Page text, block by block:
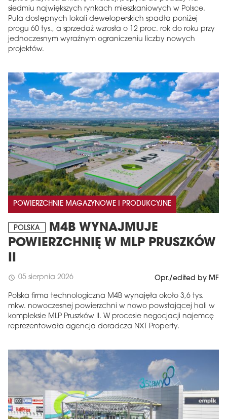
siedmiu największych rynkach mieszkaniowych w Polsce.
Pula dostępnych lokali deweloperskich spadła poniżej
progu 60 tys., a sprzedaż wzrosła o 12 proc. rok do roku przy
jednoczesnym wyraźnym ograniczeniu liczby nowych
projektów.
POWIERZCHNIE MAGAZYNOWE I PRODUKCYJNE
POLSKA
M4B WYNAJMUJE
POWIERZCHNIĘ W MLP PRUSZKÓW
II
schedule 05 sierpnia 2026 Opr./edited by MF
Polska firma technologiczna M4B wynajęła około 3,6 tys.
mkw. nowoczesnej powierzchni w nowo powstającej hali w
kompleksie MLP Pruszków II. W procesie negocjacji najemcę
reprezentowała agencja doradcza NXT Property.